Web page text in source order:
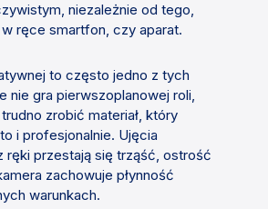
niezależnie od tego,
ręce smartfon, czy aparat.
to często jedno z tych
nie gra pierwszoplanowej roli,
zrobić materiał, który
i profesjonalnie. Ujęcia
ręki przestają się trząść, ostrość
zachowuje płynność
warunkach.